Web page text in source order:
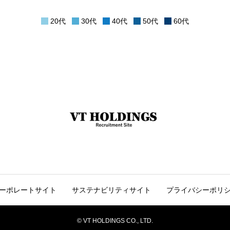
20代 30代 40代 50代 60代
ポレートサイト サステナビリティサイト プライバシーポリ
© VT HOLDINGS CO., LTD.